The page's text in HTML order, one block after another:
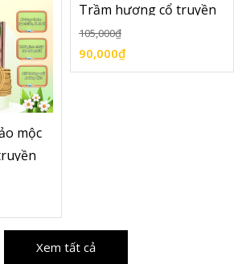
mộc
khói
Trầm hương cổ truyền
24h Hồng Phát, Hương
vòng thắp tết, hương
thơm diụ nhẹ, ít khói
105,000₫
90,000₫
Xem tất cả